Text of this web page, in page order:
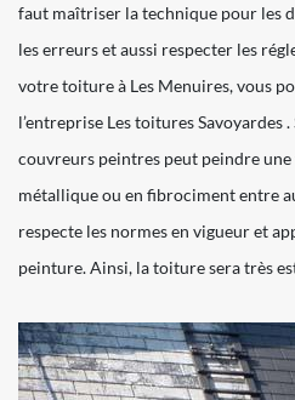
faut maîtriser la technique pour les
les erreurs et aussi respecter les
votre toiture à Les Menuires, vous
l’entreprise Les toitures Savoyardes
couvreurs peintres peut peindre
métallique ou en fibrociment entre
respecte les normes en vigueur et
peinture. Ainsi, la toiture sera très